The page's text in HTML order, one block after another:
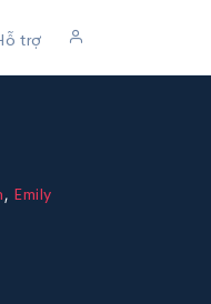
trợ
, Emily